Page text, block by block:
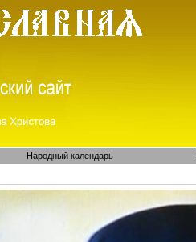
Народный календарь